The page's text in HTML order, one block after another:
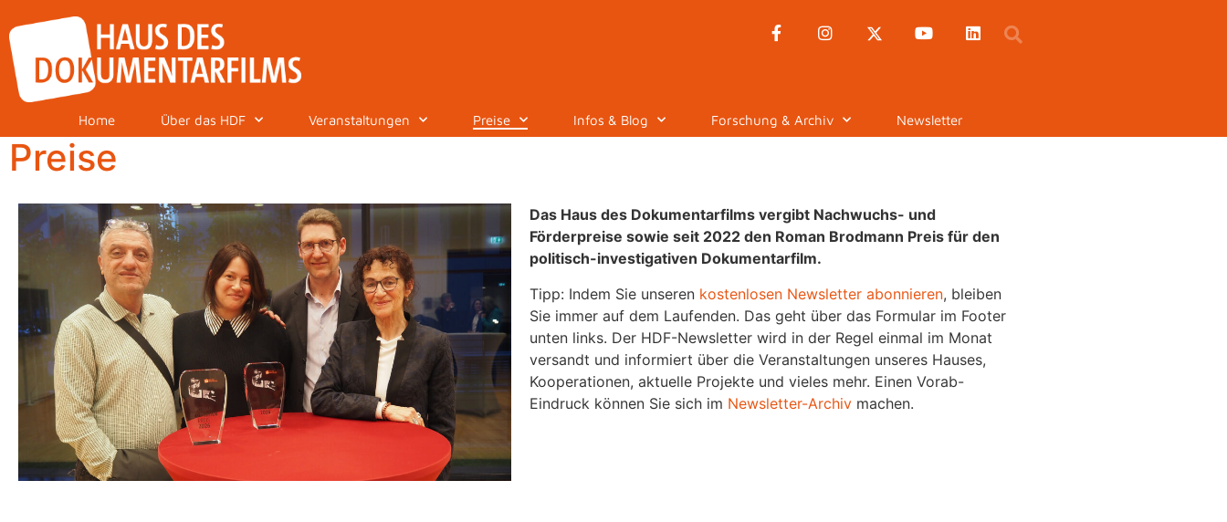
Home Über das HDF Veranstaltungen Preise Infos & Blog Forschung & Archiv Newsletter
Preise
Das Haus des Dokumentarfilms vergibt Nachwuchs- und
Förderpreise sowie seit 2022 den Roman Brodmann Preis für den
politisch-investigativen Dokumentarfilm.
Tipp: Indem Sie unseren kostenlosen Newsletter abonnieren, bleiben
Sie immer auf dem Laufenden. Das geht über das Formular im Footer
unten links. Der HDF-Newsletter wird in der Regel einmal im Monat
versandt und informiert über die Veranstaltungen unseres Hauses,
Kooperationen, aktuelle Projekte und vieles mehr. Einen Vorab-
Eindruck können Sie sich im Newsletter-Archiv machen.